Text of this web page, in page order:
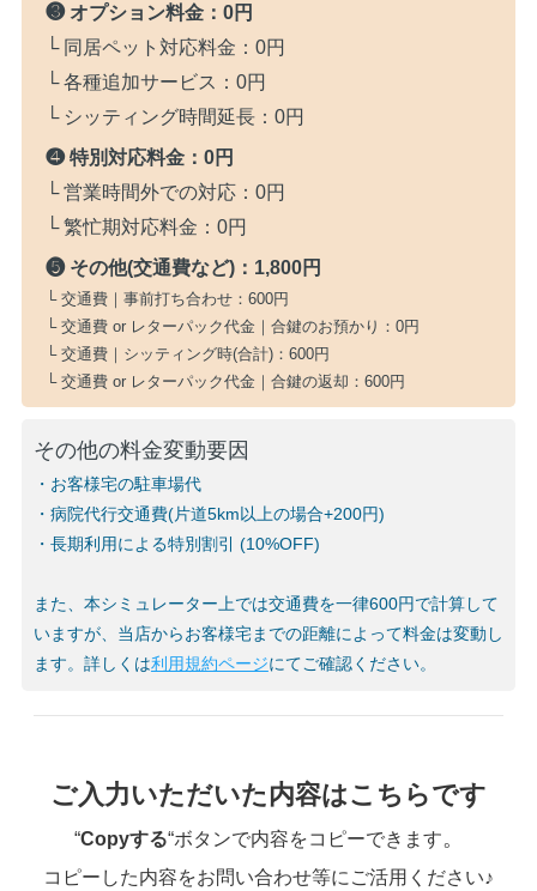
❸ オプション料金： 0円
└ 同居ペット対応料金： 0円
└ 各種追加サービス： 0円
└ シッティング時間延長： 0円
❹ 特別対応料金： 0円
└ 営業時間外での対応： 0円
└ 繁忙期対応料金： 0円
❺ その他(交通費など)： 1,800円
└ 交通費｜事前打ち合わせ： 600円
└ 交通費 or レターパック代金｜合鍵のお預かり： 0円
└ 交通費｜シッティング時(合計)： 600円
└ 交通費 or レターパック代金｜合鍵の返却： 600円
その他の料金変動要因
・お客様宅の駐車場代
・病院代行交通費(片道5km以上の場合+200円)
・長期利用による特別割引 (10%OFF)
また、本シミュレーター上では交通費を一律600円で計算して
いますが、当店からお客様宅までの距離によって料金は変動し
ます。詳しくは利用規約ページにてご確認ください。
ご入力いただいた内容はこちらです
“Copyする“ボタンで内容をコピーできます。
コピーした内容をお問い合わせ等にご活用ください♪